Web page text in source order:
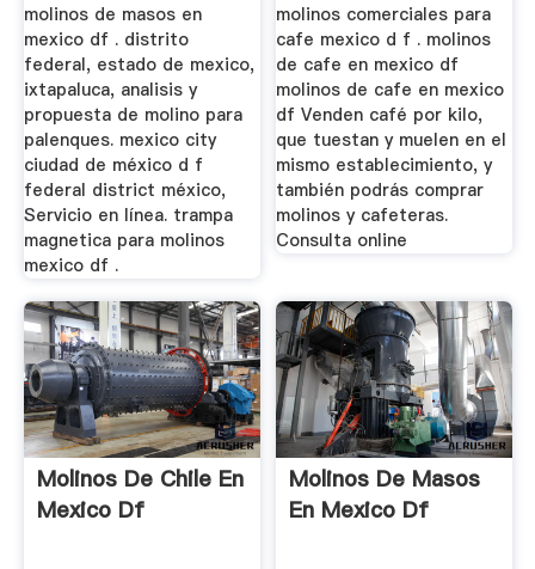
molinos de masos en
mexico df . distrito
federal, estado de mexico,
ixtapaluca, analisis y
propuesta de molino para
palenques. mexico city
ciudad de méxico d f
federal district méxico,
Servicio en línea. trampa
magnetica para molinos
mexico df .
molinos comerciales para
cafe mexico d f . molinos
de cafe en mexico df
molinos de cafe en mexico
df Venden café por kilo,
que tuestan y muelen en el
mismo establecimiento, y
también podrás comprar
molinos y cafeteras.
Consulta online
Molinos De Chile En
Mexico Df
Molinos De Masos
En Mexico Df